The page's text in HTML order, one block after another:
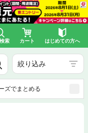
索 カート はじめての方へ
絞り込み
ズでまとめる